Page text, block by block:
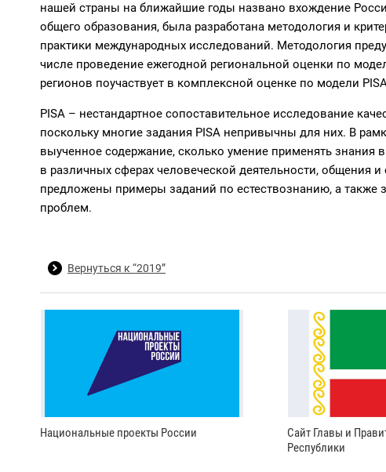
нашей страны на ближайшие годы названо вхождение
общего образования, была разработана методология и
практики международных исследований. Методология
числе проведение ежегодной региональной оценки по
регионов поучаствует в комплексной оценке по модели
PISA – нестандартное сопоставительное исследование
поскольку многие задания PISA непривычны для них. В
выученное содержание, сколько умение применять знания
в различных сферах человеческой деятельности, общения
предложены примеры заданий по естествознанию, а
проблем.
Вернуться к “2019”
Национальные проекты России
Сайт Главы и
Республики